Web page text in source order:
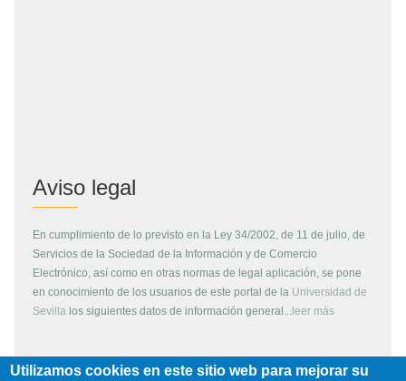
Aviso legal
En cumplimiento de lo previsto en la Ley 34/2002, de 11 de julio, de
Servicios de la Sociedad de la Información y de Comercio
Electrónico, así como en otras normas de legal aplicación, se pone
en conocimiento de los usuarios de este portal de la Universidad de
Sevilla los siguientes datos de información general... leer más
Utilizamos cookies en este sitio web para mejorar su